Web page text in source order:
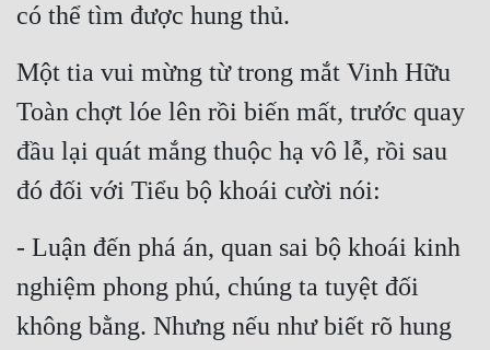
có thể tìm được hung thủ.
Một tia vui mừng từ trong mắt Vinh Hữu
Toàn chợt lóe lên rồi biến mất, trước quay
đầu lại quát mắng thuộc hạ vô lễ, rồi sau
đó đối với Tiểu bộ khoái cười nói:
- Luận đến phá án, quan sai bộ khoái kinh
nghiệm phong phú, chúng ta tuyệt đối
không bằng. Nhưng nếu như biết rõ hung